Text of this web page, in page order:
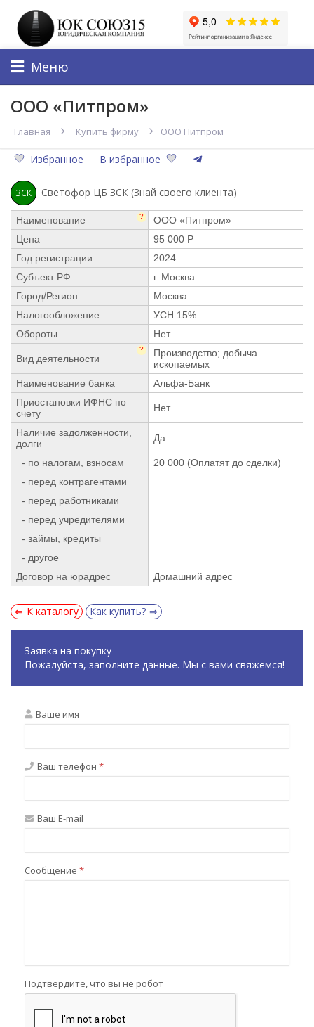
Меню
ООО «Питпром»
Главная Купить фирму ООО Питпром
Избранное В избранное
ЗСК Светофор ЦБ ЗСК (Знай своего клиента)
Наименование ?
ООО «Питпром»
Цена
95 000 Р
Год регистрации
2024
Субъект РФ
г. Москва
Город/Регион
Москва
Налогообложение
УСН 15%
Обороты
Нет
Вид деятельности
?
Производство; добыча
ископаемых
Наименование банка
Альфа-Банк
Приостановки ИФНС по
счету
Нет
Наличие задолженности,
долги
Да
- по налогам, взносам
20 000 (Оплатят до сделки)
- перед контрагентами
- перед работниками
- перед учредителями
- займы, кредиты
- другое
Договор на юрадрес
Домашний адрес
К каталогу Как купить?
Заявка на покупку
Пожалуйста, заполните данные. Мы с вами свяжемся!
Ваше имя
Ваш телефон *
Ваш E-mail
Сообщение *
Подтвердите, что вы не робот